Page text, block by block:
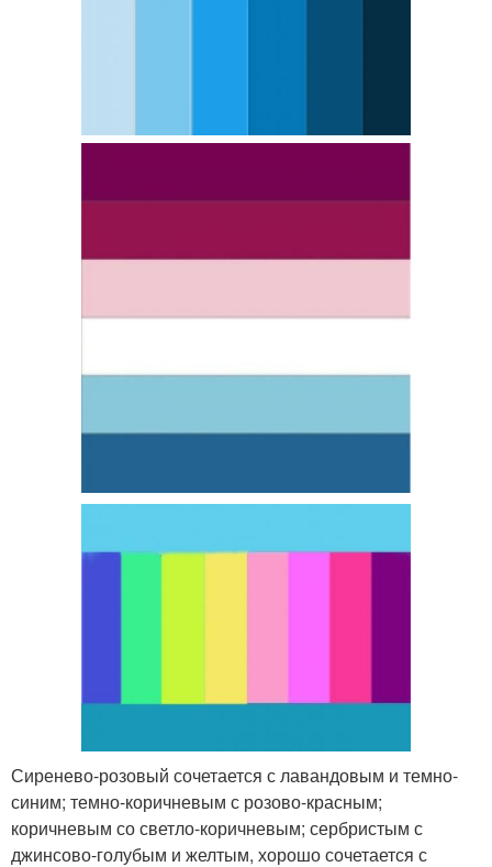
Сиренево-розовый сочетается с лавандовым и темно-
синим; темно-коричневым с розово-красным;
коричневым со светло-коричневым; сербристым с
джинсово-голубым и желтым, хорошо сочетается с